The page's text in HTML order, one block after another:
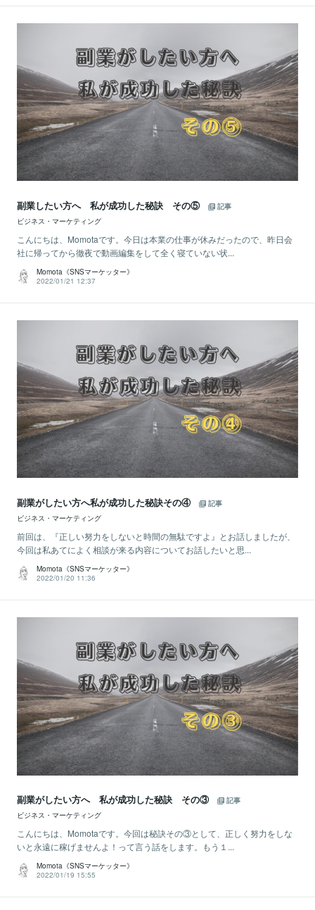
副業したい方へ 私が成功した秘訣 その⑤
記事
ビジネス・マーケティング
こんにちは、Momotaです。今日は本業の仕事が休みだったので、昨日会
社に帰ってから徹夜で動画編集をして全く寝ていない状...
Momota《SNSマーケッター》
2022/01/21 12:37
副業がしたい方へ私が成功した秘訣その④
記事
ビジネス・マーケティング
前回は、『正しい努力をしないと時間の無駄ですよ』とお話しましたが、
今回は私あてによく相談が来る内容についてお話したいと思...
Momota《SNSマーケッター》
2022/01/20 11:36
副業がしたい方へ 私が成功した秘訣 その③
記事
ビジネス・マーケティング
こんにちは、Momotaです。今回は秘訣その③として、正しく努力をしな
いと永遠に稼げませんよ！って言う話をします。もう１...
Momota《SNSマーケッター》
2022/01/19 15:55